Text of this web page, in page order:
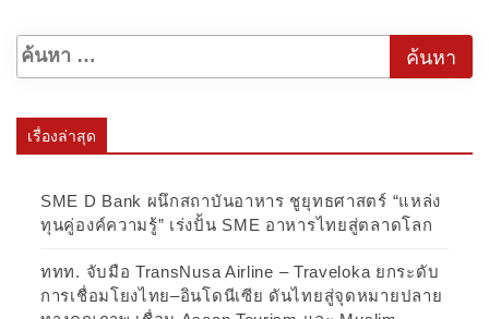
เรื่องล่าสุด
SME D Bank ผนึกสถาบันอาหาร ชูยุทธศาสตร์ “แหล่ง
ทุนคู่องค์ความรู้” เร่งปั้น SME อาหารไทยสู่ตลาดโลก
ททท. จับมือ TransNusa Airline – Traveloka ยกระดับ
การเชื่อมโยงไทย–อินโดนีเซีย ดันไทยสู่จุดหมายปลาย